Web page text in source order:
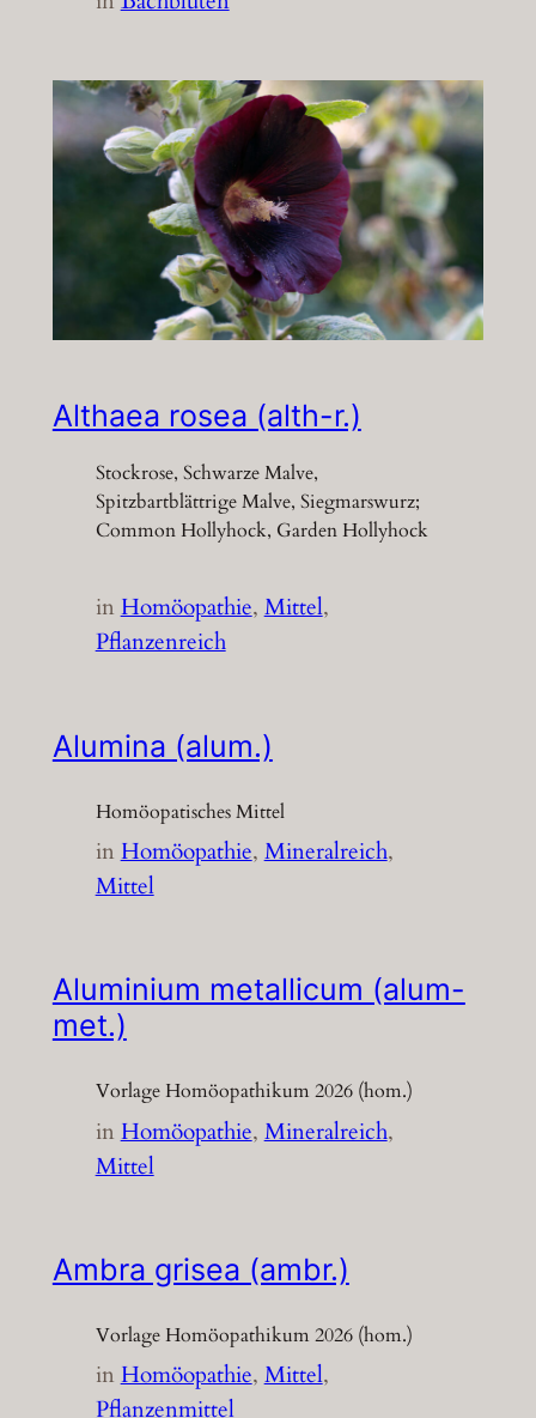
Althaea rosea (alth-r.)
Stockrose, Schwarze Malve,
Spitzbartblättrige Malve, Siegmarswurz;
Common Hollyhock, Garden Hollyhock
inHomöopathie, Mittel
Pflanzenreich
Alumina (alum.)
Homöopatisches Mittel
inHomöopathie, Mineralreich
Mittel
Aluminium metallicum (alum-
met.)
Vorlage Homöopathikum 2026 (hom.)
inHomöopathie, Mineralreich
Mittel
Ambra grisea (ambr.)
Vorlage Homöopathikum 2026 (hom.)
inHomöopathie, Mittel
Pflanzenmittel